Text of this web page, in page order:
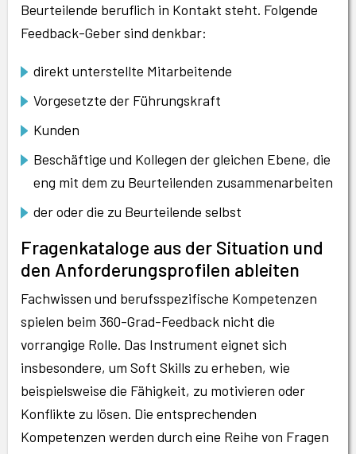
Beurteilende beruflich in Kontakt steht. Folgende
Feedback-Geber sind denkbar:
direkt unterstellte Mitarbeitende
Vorgesetzte der Führungskraft
Kunden
Beschäftige und Kollegen der gleichen Ebene, die
eng mit dem zu Beurteilenden zusammenarbeiten
der oder die zu Beurteilende selbst
Fragenkataloge aus der Situation und
den Anforderungsprofilen ableiten
Fachwissen und berufsspezifische Kompetenzen
spielen beim 360-Grad-Feedback nicht die
vorrangige Rolle. Das Instrument eignet sich
insbesondere, um Soft Skills zu erheben, wie
beispielsweise die Fähigkeit, zu motivieren oder
Konflikte zu lösen. Die entsprechenden
Kompetenzen werden durch eine Reihe von Fragen